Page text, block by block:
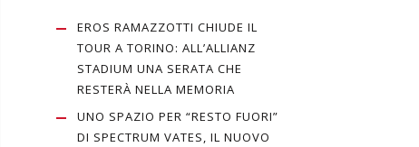
EROS RAMAZZOTTI CHIUDE IL
TOUR A TORINO: ALL’ALLIANZ
STADIUM UNA SERATA CHE
RESTERÀ NELLA MEMORIA
UNO SPAZIO PER “RESTO FUORI”
DI SPECTRUM VATES, IL NUOVO